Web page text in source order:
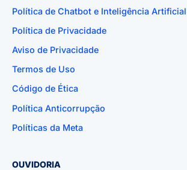
Política de Chatbot e Inteligência Artificial
Política de Privacidade
Aviso de Privacidade
Termos de Uso
Código de Ética
Política Anticorrupção
Políticas da Meta
OUVIDORIA